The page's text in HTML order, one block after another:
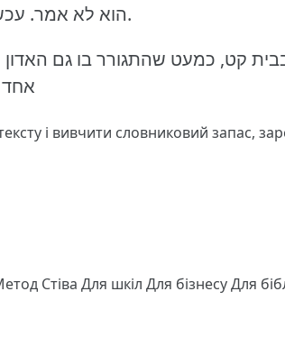
הוא לא אמר.עכשיו כבר באמת היה קצת מאוחר.
קט, כמעט שהתגורר בו גם
אחד
і вивчити словниковий запас,
Стіва Для шкіл Для бізнесуДля